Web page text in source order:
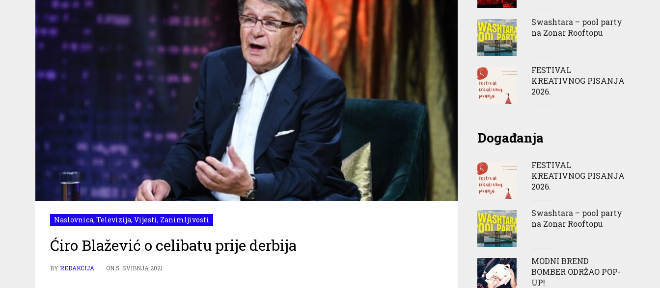
Naslovnica, Televizija, Vijesti, Zanimljivosti
Ćiro Blažević o celibatu prije derbija
BYREDAKCIJA ON 5. SVIBNJA 2021.
Swashtara – pool party
na Zonar Rooftopu
FESTIVAL
KREATIVNOG PISANJA
2026.
Događanja
FESTIVAL
KREATIVNOG PISANJA
2026.
Swashtara – pool party
na Zonar Rooftopu
MODNI BREND
BOMBER ODRŽAO POP-
UP!